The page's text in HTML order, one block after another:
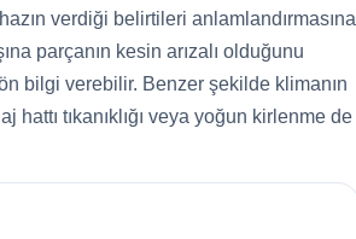
verdiği belirtileri anlamlandırmasına
parçanın kesin arızalı olduğunu
bilgi verebilir. Benzer şekilde klimanın
tıkanıklığı veya yoğun kirlenme de